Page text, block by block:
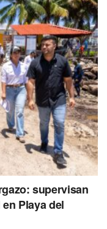
supervisan
Playa del